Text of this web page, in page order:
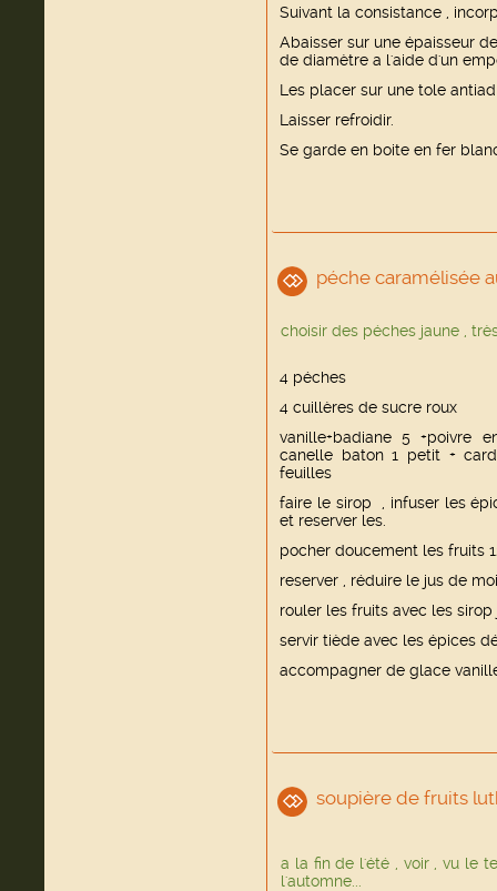
Suivant la consistance ,
Abaisser sur une épaisseur
de diamètre a l'aide d'un
Les placer sur une tole
Laisser refroidir.
Se garde en boite en fer
péche caramélisée
choisir des péches jaune ,
4 péches
4 cuillères de sucre roux
vanille+badiane 5 +poivre
canelle baton 1 petit +
feuilles
faire le sirop , infuser les
et reserver les.
pocher doucement les fruits
reserver , réduire le jus de
rouler les fruits avec les
servir tiède avec les épices
accompagner de glace
soupière de fruits
a la fin de l'été , voir , vu le
l'automne...